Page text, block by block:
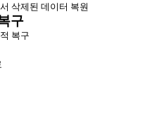
삭제된 데이터 복원
구
복구